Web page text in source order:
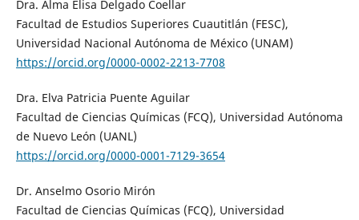
Dra. Alma Elisa Delgado Coellar
Facultad de Estudios Superiores Cuautitlán (FESC),
Universidad Nacional Autónoma de México (UNAM)
https://orcid.org/0000-0002-2213-7708
Dra. Elva Patricia Puente Aguilar
Facultad de Ciencias Químicas (FCQ), Universidad Autónoma
de Nuevo León (UANL)
https://orcid.org/0000-0001-7129-3654
Dr. Anselmo Osorio Mirón
Facultad de Ciencias Químicas (FCQ), Universidad